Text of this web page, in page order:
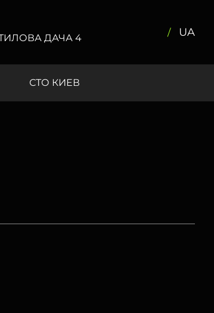
ДАЧА 4
UA
СТО КИЕВ